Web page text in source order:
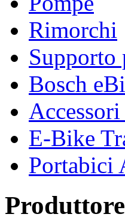
Rimorchi
Supporto
Bosch
E-Bike
Portabici
Produttore